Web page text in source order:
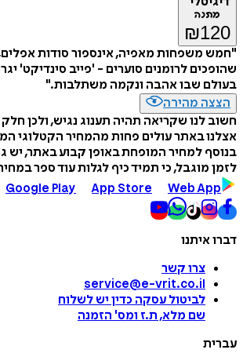
₪
מאפיה, אינספור סודות אפלים,
לרומנים סוערים - 'פייב סינדיקט' יגרום לך
שבו אהבה ונקמה משתלבות."
מהירה
לנו שקריאה תהיה תענוג נגיש, ולכן חלק
באתר עולים פחות מהמחיר הקטלוגי המודפס
למחיר המופחת באופן קבוע באתר, יש גם
מוגבל, כי תמיד כיף לגלות עוד ספר במחיר
Google Play
App Store Web
צרו קשר
service@e-vrit.co.il
לביטול עסקה כדין יש לשלוח
שם מלא, ת.ז ומס'הזמנה